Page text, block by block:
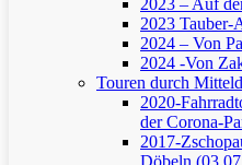
2023 – Auf
2023
2024 – Von
2024 -Von
Touren durch
2020-
der Corona-
2017-
Döbeln